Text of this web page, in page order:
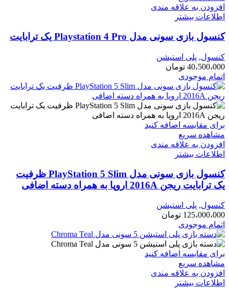
افزودن به علاقه مندی
اطلاعات بیشتر
کنسول بازی سونی مدل Playstation 4 Pro یک ترابایت
کنسول, پلی استیشن
40،500،000 تومان
اتمام موجودی
برای مقایسه اضافه کنید
مشاهده سریع
افزودن به علاقه مندی
اطلاعات بیشتر
کنسول بازی سونی مدل PlayStation 5 Slim ظرفیت
یک ترابایت ریجن 2016A اروپا به همراه دسته اضافی
کنسول, پلی استیشن
125،000،000 تومان
اتمام موجودی
برای مقایسه اضافه کنید
مشاهده سریع
افزودن به علاقه مندی
اطلاعات بیشتر